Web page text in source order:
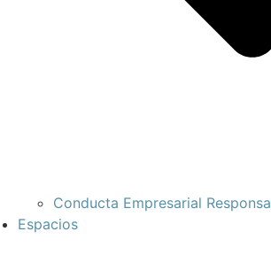
Conducta Empresarial
Espacios